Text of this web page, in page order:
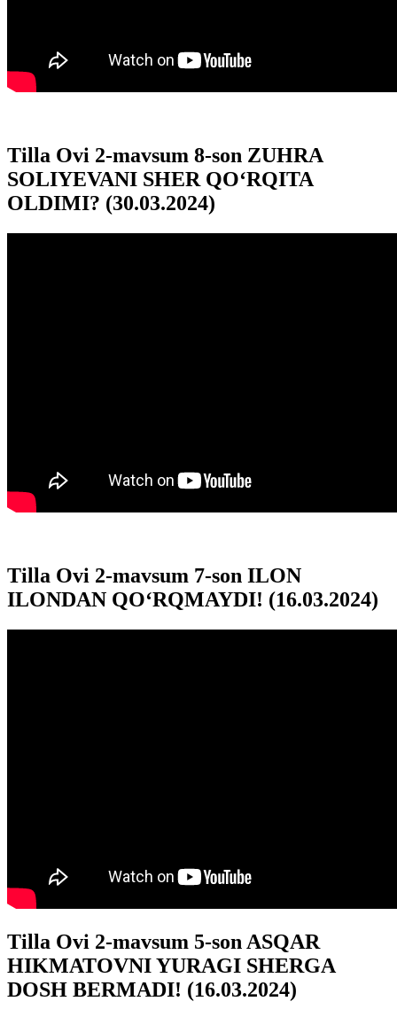
Tilla Ovi 2-mavsum 8-son ZUHRA
SOLIYEVANI SHER QO‘RQITA
OLDIMI? (30.03.2024)
Tilla Ovi 2-mavsum 7-son ILON
ILONDAN QO‘RQMAYDI! (16.03.2024)
Tilla Ovi 2-mavsum 5-son ASQAR
HIKMATOVNI YURAGI SHERGA
DOSH BERMADI! (16.03.2024)